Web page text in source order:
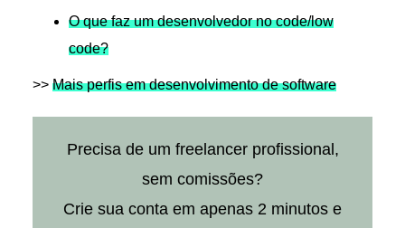
O que faz um desenvolvedor no code/low
code?
>> Mais perfis em desenvolvimento de software
Precisa de um freelancer profissional,
sem comissões?
Crie sua conta em apenas 2 minutos e